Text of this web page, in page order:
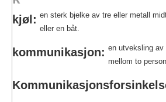
kjøl: en sterk bjelke av tre eller metall
eller en båt.
kommunikasjon: en utveksling av
mellom to